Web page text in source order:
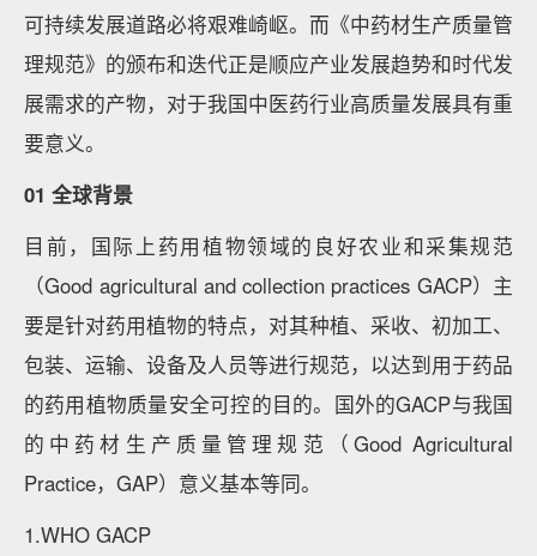
可持续发展道路必将艰难崎岖。而《中药材生产质量管
理规范》的颁布和迭代正是顺应产业发展趋势和时代发
展需求的产物，对于我国中医药行业高质量发展具有重
要意义。
01 全球背景
目前，国际上药用植物领域的良好农业和采集规范
（Good agricultural and collection practices GACP）主
要是针对药用植物的特点，对其种植、采收、初加工、
包装、运输、设备及人员等进行规范，以达到用于药品
的药用植物质量安全可控的目的。国外的GACP与我国
的中药材生产质量管理规范（Good Agricultural
Practice，GAP）意义基本等同。
1.WHO GACP